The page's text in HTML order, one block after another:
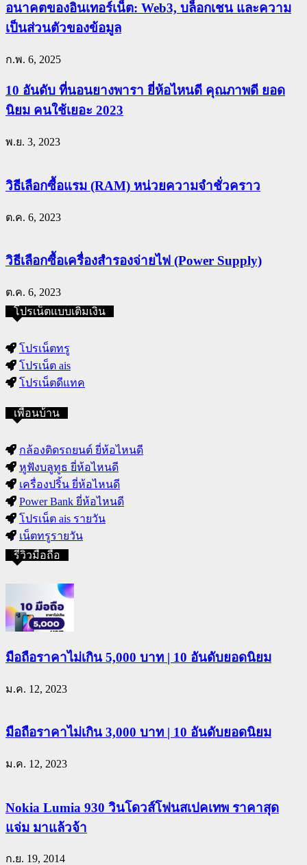
อนาคตของอินเทอร์เน็ต: Web3, บล็อกเชน และความ
เป็นส่วนตัวของข้อมูล
ก.พ. 6, 2025
10 อันดับ ที่นอนยางพารา ยี่ห้อไหนดี คุณภาพดี ยอด
นิยม คนใช้เยอะ 2023
พ.ย. 3, 2023
วิธีเลือกซื้อแรม (RAM) หน่วยความจำชั่วคราว
ต.ค. 6, 2023
วิธีเลือกซื้อเครื่องสำรองจ่ายไฟ (Power Supply)
ต.ค. 6, 2023
โปรเน็ตแบบเติมเงิน
โปรเน็ตทรู
โปรเน็ต ais
โปรเน็ตดีแทค
เพื่อนบ้าน
กล้องติดรถยนต์ ยี่ห้อไหนดี
หูฟังบลูทูธ ยี่ห้อไหนดี
เครื่องปริ้น ยี่ห้อไหนดี
Power Bank ยี่ห้อไหนดี
โปรเน็ต ais รายวัน
เน็ตทรูรายวัน
รีวิวมือถือ
มือถือราคาไม่เกิน 5,000 บาท | 10 อันดับยอดนิยม
ม.ค. 12, 2023
มือถือราคาไม่เกิน 3,000 บาท | 10 อันดับยอดนิยม
ม.ค. 12, 2023
Nokia Lumia 930 วินโดวส์โฟนสเปคเทพ ราคาสุด
แจ่ม มาแล้วจ้า
ก.ย. 19, 2014